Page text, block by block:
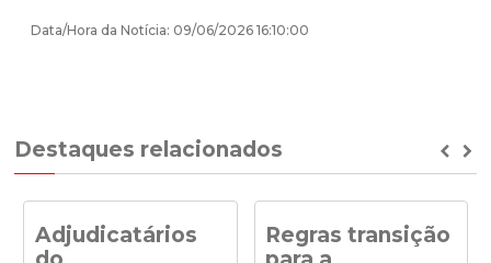
Data/Hora da Notícia: 09/06/2026 16:10:00
Destaques relacionados
Adjudicatários
Regras transição